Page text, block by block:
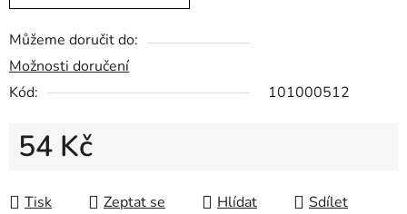
Můžeme doručit do:
Možnosti doručení
Kód:
101000512
54 Kč
Tisk
Zeptat se Hlídat Sdílet